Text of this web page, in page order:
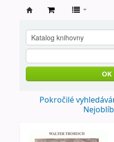
knihovna
Nové
Město
Metují
OK
Pokročilé